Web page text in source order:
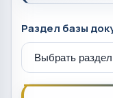
Раздел базы